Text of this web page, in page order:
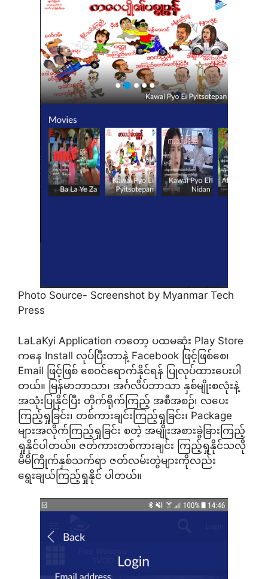
Photo Source- Screenshot by Myanmar Tech
Press
LaLaKyi Application ကတော့ ပထမဆုံး Play Store
ကနေ Install လုပ်ပြီးတာနဲ့ Facebook ဖြင့်ဖြစ်စေ၊
Email ဖြင့်ဖြစ် စေဝင်ရောက်နိုင်ရန် ပြုလုပ်ထားပေးပါ
တယ်။ မြန်မာဘာသာ၊ အင်္ဂလိပ်ဘာသာ နှစ်မျိုးစလုံးနဲ့
အသုံးပြုနိုင်ပြီး တိုက်ရိုက်ကြည့် အစီအစဉ်၊ လပေး
ကြည့်ရှုခြင်း၊ တစ်ကားချင်းကြည့်ရှုခြင်း၊ Package
များအလိုက်ကြည့်ရှုခြင်း စတဲ့ အမျိုးအစားခွဲခြားကြည့်
ရှုနိုင်ပါတယ်။ ဇတ်ကားတစ်ကားချင်း ကြည့်ရှုနိုင်သလို
မိမိကြိုက်နှစ်သက်ရာ ဇတ်လမ်းတွဲများကိုလည်း
ရွေးချယ်ကြည့်ရှုနိုင် ပါတယ်။